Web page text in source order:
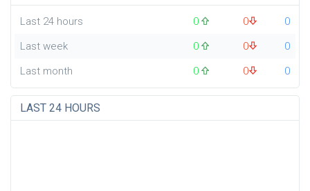
Last 24 hours 0 0
0
Last week
0 0
0
Last month
0 0 0
LAST 24 HOURS